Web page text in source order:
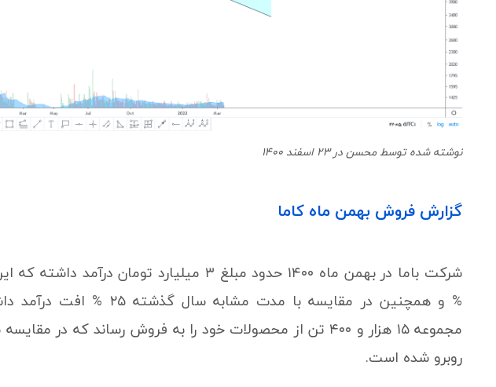
نوشته شده توسط محسن در 23 اسفند 1400
گزارش فروش بهمن ماه کاما
% و همچنین در مقایسه با
روبرو شده است.